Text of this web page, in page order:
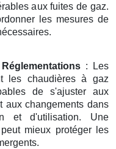
aux fuites de gaz.
les mesures de
: Les
les chaudières à gaz
de s'ajuster aux
aux changements dans
et d'utilisation. Une
mieux protéger les